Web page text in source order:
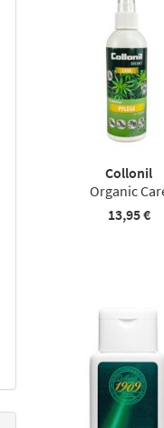
Collonil
Organic
13,95 €